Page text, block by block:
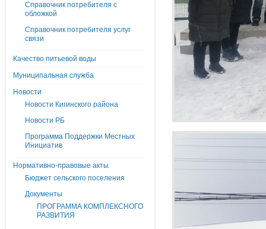
Справочник потребителя с
обложкой
Справочник потребителя услуг
связи
Качество питьевой воды
Муниципальная служба
Новости
Новости Кигинского района
Новости РБ
Программа Поддержки Местных
Инициатив
Нормативно-правовые акты
Бюджет сельского поселения
Документы
ПРОГРАММА КОМПЛЕКСНОГО
РАЗВИТИЯ